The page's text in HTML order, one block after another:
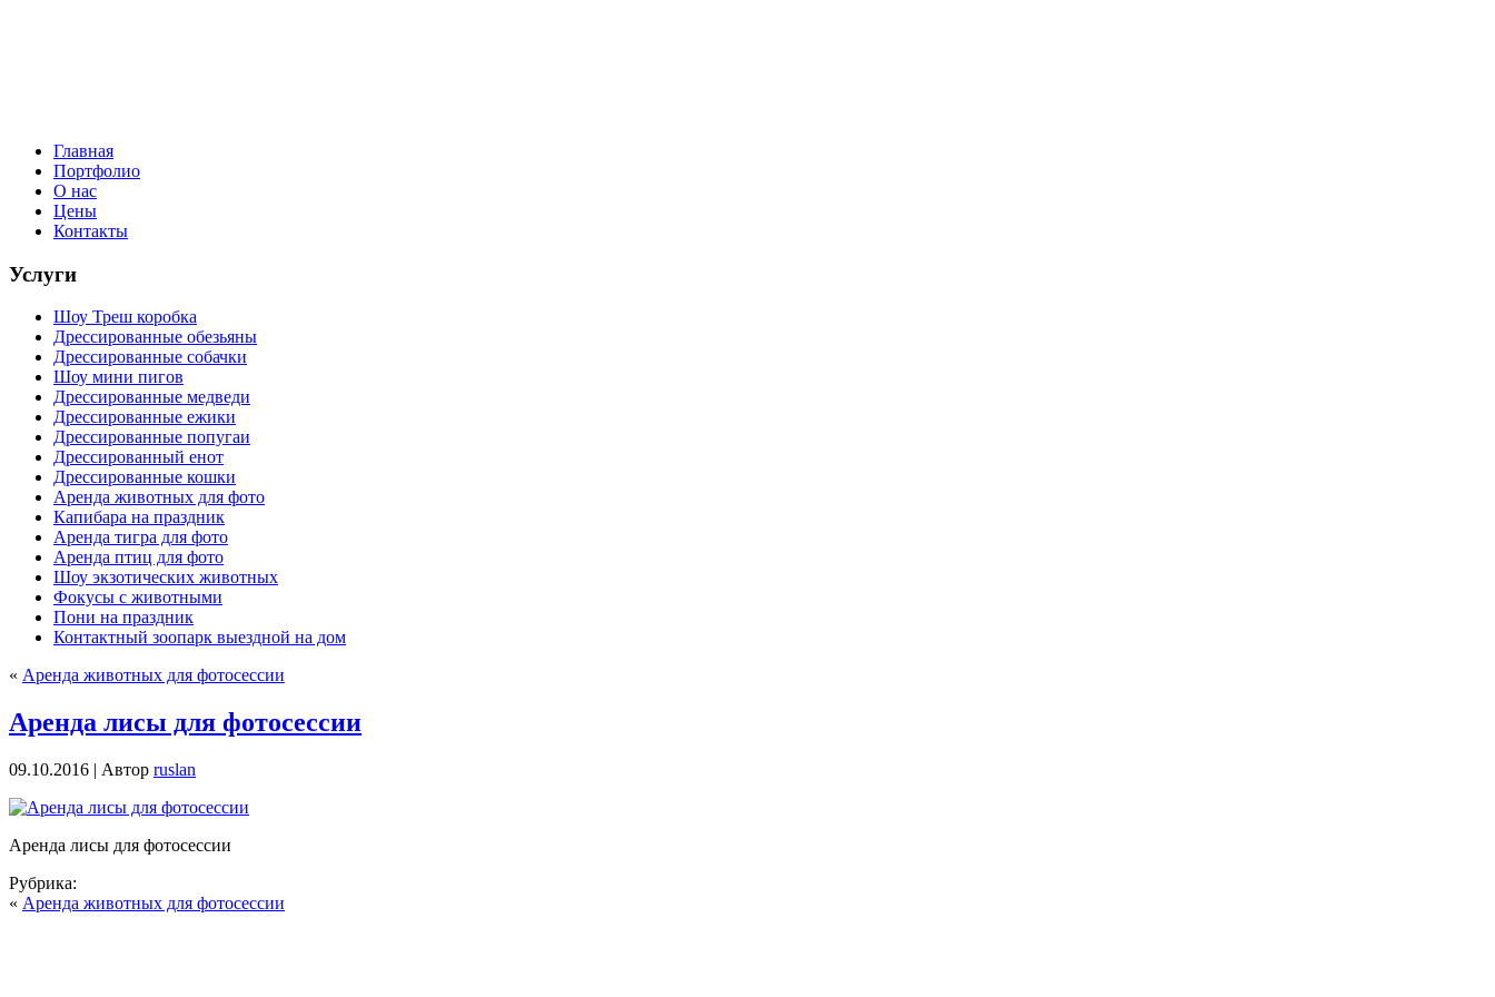
Главная
Портфолио
О нас
Цены
Контакты
Услуги
Шоу Треш коробка
Дрессированные обезьяны
Дрессированные собачки
Шоу мини пигов
Дрессированные медведи
Дрессированные ежики
Дрессированные попугаи
Дрессированный енот
Дрессированные кошки
Аренда животных для фото
Капибара на праздник
Аренда тигра для фото
Аренда птиц для фото
Шоу экзотических животных
Фокусы с животными
Пони на праздник
Контактный зоопарк выездной на дом
« Аренда животных для фотосессии
Аренда лисы для фотосессии
09.10.2016 | Автор ruslan
Аренда лисы для фотосессии
Рубрика:
« Аренда животных для фотосессии